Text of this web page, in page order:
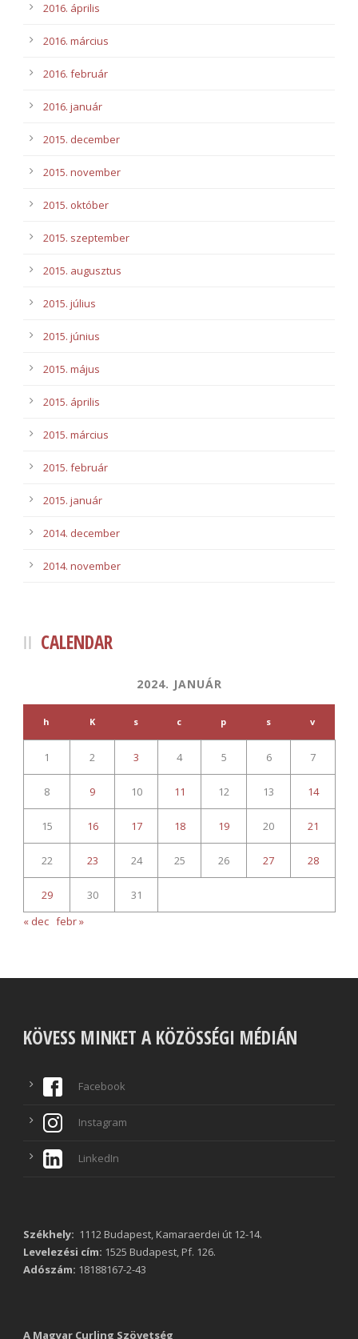
2016. április
2016. március
2016. február
2016. január
2015. december
2015. november
2015. október
2015. szeptember
2015. augusztus
2015. július
2015. június
2015. május
2015. április
2015. március
2015. február
2015. január
2014. december
2014. november
CALENDAR
2024. JANUÁR
h K s c p s v
1 2 3 4 5 6 7
8 9 10 11 12 13 14
15 16 17 18 19 20 21
22 23 24 25 26 27 28
29 30
31
« dec febr »
KÖVESS MINKET A KÖZÖSSÉGI MÉDIÁN
Facebook
Instagram
LinkedIn
Székhely: 1112 Budapest, Kamaraerdei út 12-14.
Levelezési cím: 1525 Budapest, Pf. 126.
Adószám: 18188167-2-43
A Magyar Curling Szövetség